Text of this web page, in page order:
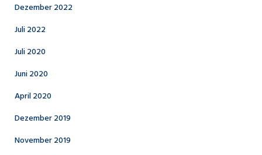
Dezember 2022
Juli 2022
Juli 2020
Juni 2020
April 2020
Dezember 2019
November 2019